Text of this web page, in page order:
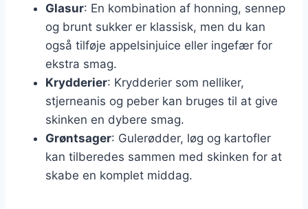
Glasur: En kombination af honning, sennep
og brunt sukker er klassisk, men du kan
også tilføje appelsinjuice eller ingefær for
ekstra smag.
Krydderier: Krydderier som nelliker,
stjerneanis og peber kan bruges til at give
skinken en dybere smag.
Grøntsager: Gulerødder, løg og kartofler
kan tilberedes sammen med skinken for at
skabe en komplet middag.